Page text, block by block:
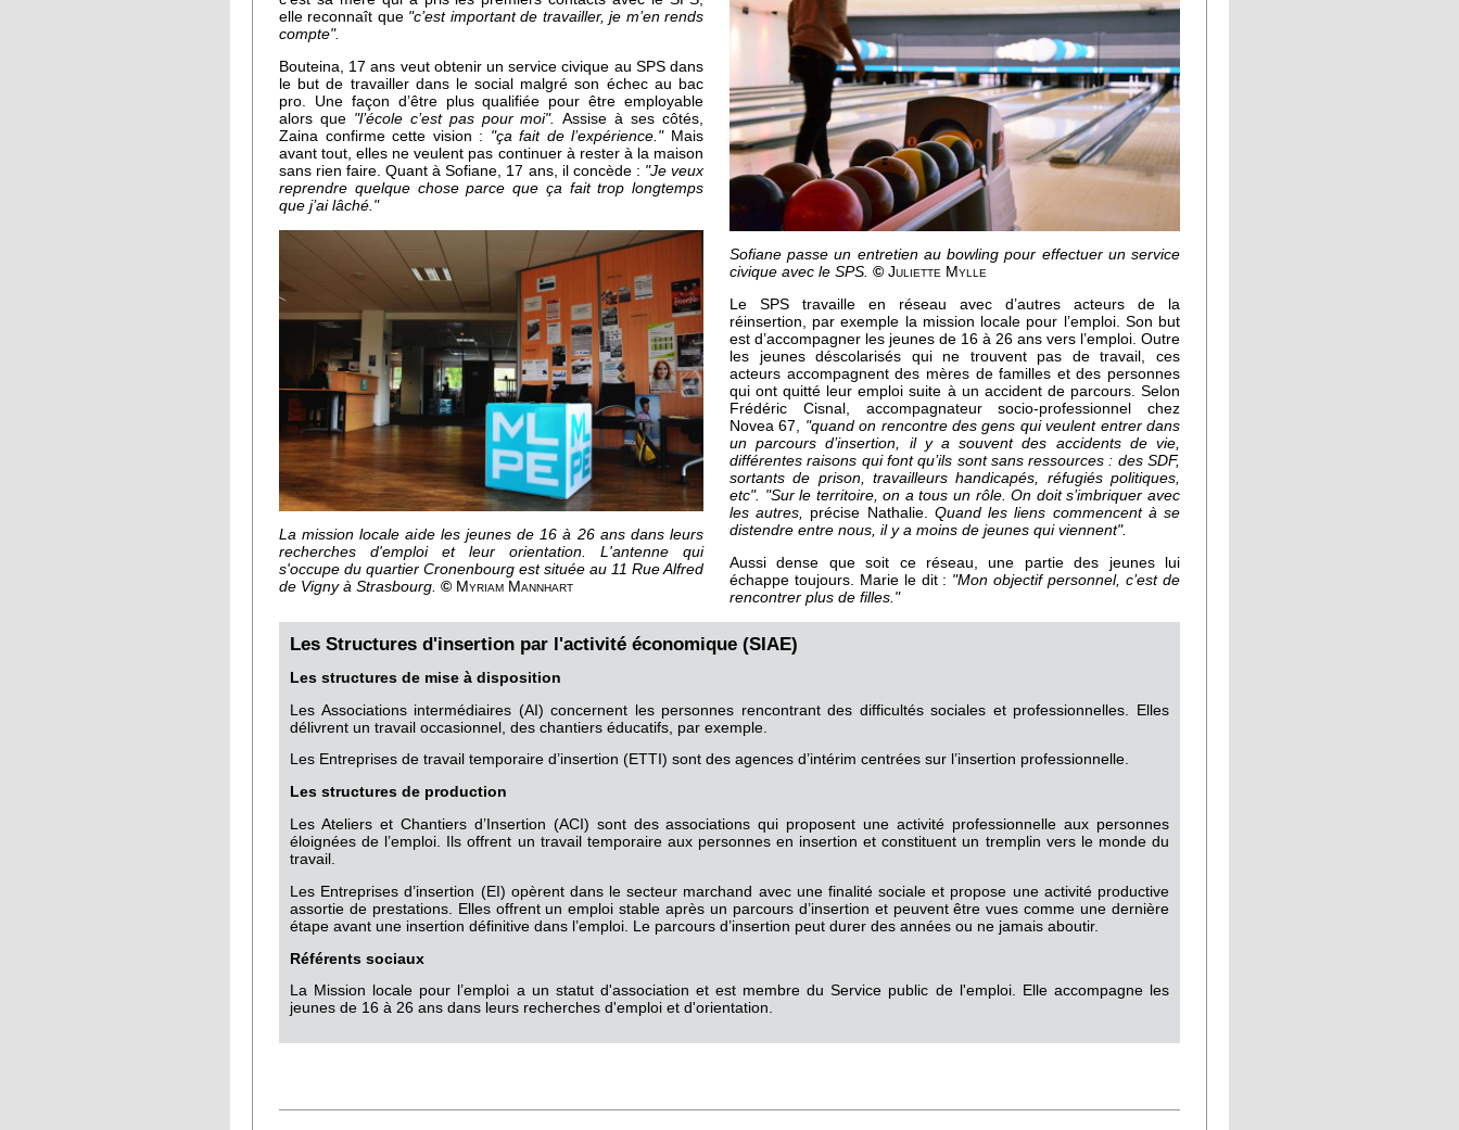
elle reconnaît que "c’est important de travailler, je m’en rends
compte".
Bouteina, 17 ans veut obtenir un service civique au SPS dans
le but de travailler dans le social malgré son échec au bac
pro. Une façon d’être plus qualifiée pour être employable
alors que "l’école c’est pas pour moi".Assise à ses côtés,
Zaina confirme cette vision : "ça fait de l’expérience."Mais
avant tout, elles ne veulent pas continuer à rester à la maison
sans rien faire. Quant à Sofiane, 17 ans, il concède : "Je veux
reprendre quelque chose parce que ça fait trop longtemps
que j’ai lâché."
La mission locale aide les jeunes de 16 à 26 ans dans leurs
recherches d'emploi et leur orientation. L'antenne qui
s'occupe du quartier Cronenbourg est située au 11 Rue Alfred
de Vigny à Strasbourg. © Myriam Mannhart
Sofiane passe un entretien au bowling pour effectuer un service
civique avec le SPS. © Juliette Mylle
Le SPS travaille en réseau avec d’autres acteurs de la
réinsertion, par exemple la mission locale pour l’emploi. Son but
est d’accompagner les jeunes de 16 à 26 ans vers l’emploi. Outre
les jeunes déscolarisés qui ne trouvent pas de travail, ces
acteurs accompagnent des mères de familles et des personnes
qui ont quitté leur emploi suite à un accident de parcours. Selon
Frédéric Cisnal, accompagnateur socio-professionnel chez
Novea 67, "quand on rencontre des gens qui veulent entrer dans
un parcours d’insertion, il y a souvent des accidents de vie,
différentes raisons qui font qu’ils sont sans ressources : des SDF,
sortants de prison, travailleurs handicapés, réfugiés politiques,
etc". "Sur le territoire, on a tous un rôle. On doit s’imbriquer avec
les autres, précise Nathalie. Quand les liens commencent à se
distendre entre nous, il y a moins de jeunes qui viennent".
Aussi dense que soit ce réseau, une partie des jeunes lui
échappe toujours. Marie le dit : "Mon objectif personnel, c’est de
rencontrer plus de filles."
Les Structures d'insertion par l'activité économique (SIAE)
Les structures de mise à disposition
Les Associations intermédiaires (AI) concernent les personnes rencontrant des difficultés sociales et professionnelles. Elles
délivrent un travail occasionnel, des chantiers éducatifs, par exemple.
Les Entreprises de travail temporaire d’insertion (ETTI) sont des agences d’intérim centrées sur l’insertion professionnelle.
Les structures de production
Les Ateliers et Chantiers d’Insertion (ACI) sont des associations qui proposent une activité professionnelle aux personnes
éloignées de l’emploi. Ils offrent un travail temporaire aux personnes en insertion et constituent un tremplin vers le monde du
travail.
Les Entreprises d’insertion (EI) opèrent dans le secteur marchand avec une finalité sociale et propose une activité productive
assortie de prestations. Elles offrent un emploi stable après un parcours d’insertion et peuvent être vues comme une dernière
étape avant une insertion définitive dans l’emploi. Le parcours d’insertion peut durer des années ou ne jamais aboutir.
Référents sociaux
La Mission locale pour l’emploi a un statut d'association et est membre du Service public de l'emploi. Elle accompagne les
jeunes de 16 à 26 ans dans leurs recherches d'emploi et d'orientation.